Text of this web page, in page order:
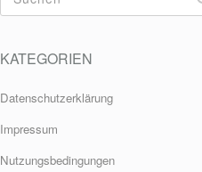
KATEGORIEN
Datenschutzerklärung
Impressum
Nutzungsbedingungen